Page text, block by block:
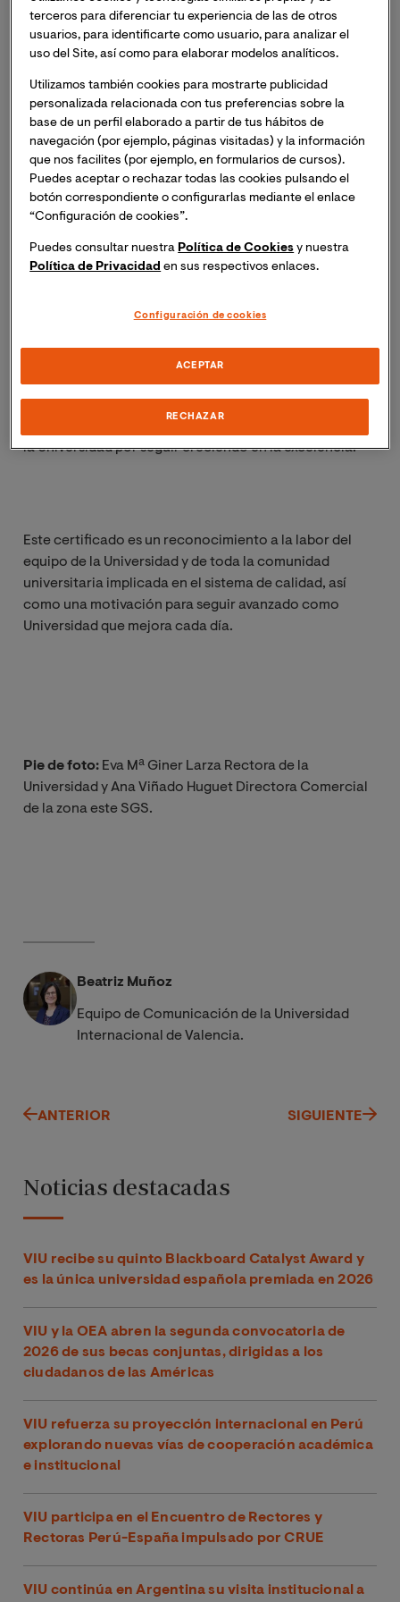
en su actividad de formación onlinede grados y
másteres universitarios por parte de la entidad de
certificación SGS ICS.
La norma internacional ISO 9001:2015 establece los
requisitos de un modelo de gestión de calidad basado
en la mejora continua, cuyo principal objetivo es
garantizar la calidad de las enseñanzas y la satisfacción
de la experiencia universitaria del estudiante.
En octubre de 2018 la Universidad obtuvo el certificado
el Programa AUDIT de la Agencia Nacional de
Evaluación de la Calidad y Acreditación (ANECA). La
la Universidad por seguir creciendo en la excelencia.
Este certificado es un reconocimiento a la labor del
equipo de la Universidad y de toda la comunidad
universitaria implicada en el sistema de calidad, así
como una motivación para seguir avanzado como
Universidad que mejora cada día.
Pie de foto: Eva Mª Giner Larza Rectora de la
Universidad y Ana Viñado Huguet Directora Comercial
de la zona este SGS.
Beatriz Muñoz
Equipo de Comunicación de la Universidad
Internacional de Valencia.
ANTERIOR SIGUIENTE
Noticias destacadas
VIU recibe su quinto Blackboard Catalyst Award y
es la única universidad española premiada en 2026
VIU y la OEA abren la segunda convocatoria de
2026 de sus becas conjuntas, dirigidas a los
ciudadanos de las Américas
VIU refuerza su proyección internacional en Perú
explorando nuevas vías de cooperación académica
e institucional
VIU participa en el Encuentro de Rectores y
Rectoras Perú-España impulsado por CRUE
VIU continúa en Argentina su visita institucional a
terceros para diferenciar tu experiencia de las de otros
usuarios, para identificarte como usuario, para analizar el
uso del Site, así como para elaborar modelos analíticos.
Utilizamos también cookies para mostrarte publicidad
personalizada relacionada con tus preferencias sobre la
base de un perfil elaborado a partir de tus hábitos de
navegación (por ejemplo, páginas visitadas) y la información
que nos facilites (por ejemplo, en formularios de cursos).
Puedes aceptar o rechazar todas las cookies pulsando el
botón correspondiente o configurarlas mediante el enlace
“Configuración de cookies”.
Puedes consultar nuestra Política de Cookies y nuestra
Política de Privacidad en sus respectivos enlaces.
Configuración de cookies
RECHAZAR
ACEPTAR